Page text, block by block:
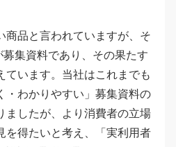
商品と言われていますが、そ
募集資料であり、その果たす
ています。当社はこれまでも
・わかりやすい」募集資料の
ましたが、より消費者の立場
を得たいと考え、「実利用者